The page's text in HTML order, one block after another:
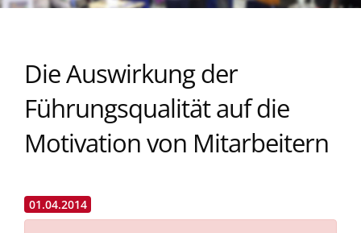
Die Auswirkung der
Führungsqualität auf die
Motivation von Mitarbeitern
01.04.2014